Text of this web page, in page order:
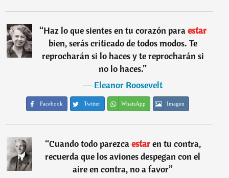
“Haz lo que sientes en tu corazón paraestar
bien, serás criticado de todos modos. Te
reprocharán si lo haces y te reprocharán si
no lo haces.”
―Eleanor Roosevelt
Facebook Twitter WhatsApp Imagen
“Cuando todo parezcaestaren tu contra,
recuerda que los aviones despegan con el
aire en contra, no a favor”